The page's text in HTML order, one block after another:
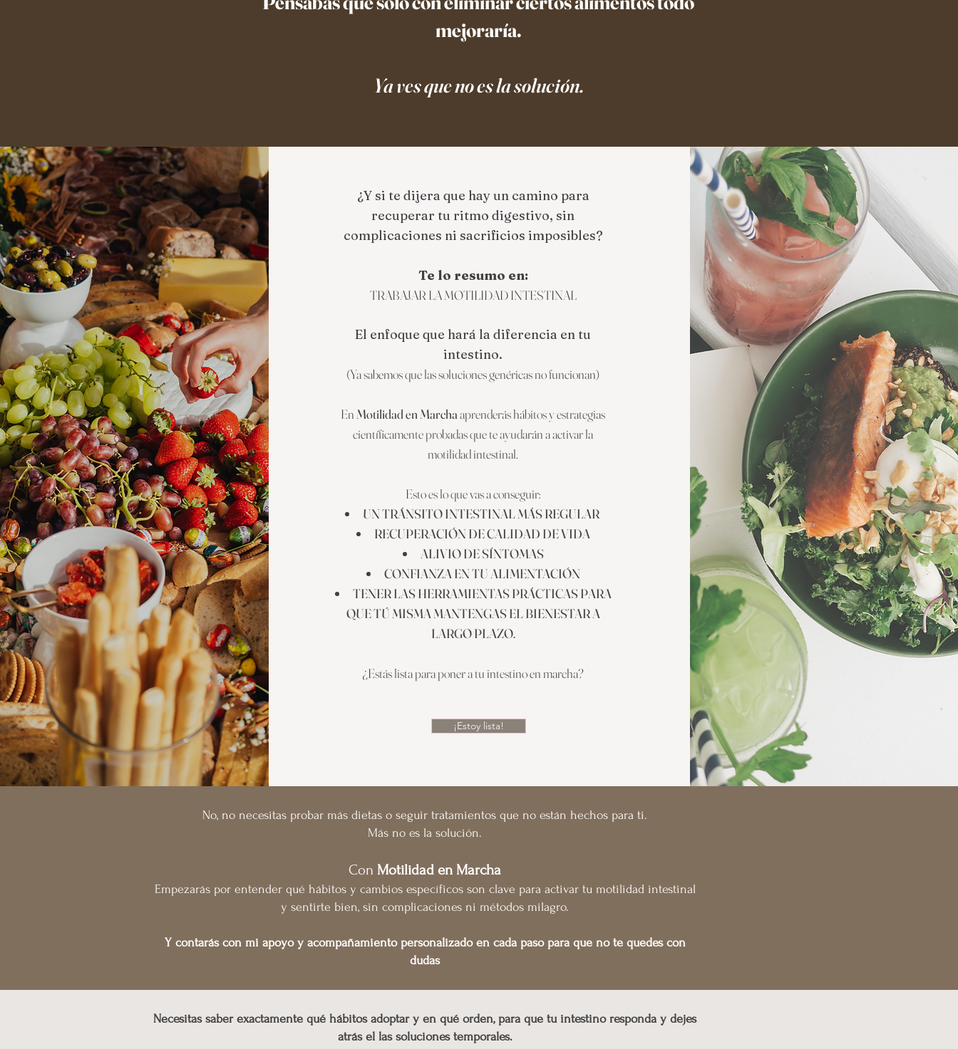
mejoraría.
Ya ves que no es la solución.
¿Y si te dijera que hay un camino para
recuperar tu ritmo digestivo, sin
complicaciones ni sacrificios imposibles?
Te lo resumo en:
TRABAJAR LA MOTILIDAD INTESTINAL
El enfoque que hará la diferencia en tu
intestino.
(Ya sabemos que las soluciones genéricas no funcionan)
EnMotilidad en Marchaaprenderás hábitos y estrategias
científicamente probadas que te ayudarán a activar la
motilidad intestinal.
Esto es lo que vas a conseguir:
UN TRÁNSITO INTESTINAL MÁS REGULAR
RECUPERACIÓN DE CALIDAD DE VIDA
ALIVIO DE SÍNTOMAS
CONFIANZA EN TU ALIMENTACIÓN
TENER LAS HERRAMIENTAS PRÁCTICAS PARA
QUE TÚ MISMA MANTENGAS EL BIENESTAR A
LARGO PLAZO.
¿Estás lista para poner a tu intestino en marcha?
¡Estoy lista!
No, no necesitas probar más dietas o seguir tratamientos que no están hechos para ti.
Más no es la solución.
Con Motilidad en Marcha
Empezarás por entender qué hábitos y cambios específicos son clave para activar tu motilidad intestinal
y sentirte bien, sin complicaciones ni métodos milagro.
Y contarás con mi apoyo y acompañamiento personalizado en cada paso para que no te quedes con
dudas
Necesitas saber exactamente qué hábitos adoptar y en qué orden, para que tu intestino responda y dejes
atrás el las soluciones temporales.